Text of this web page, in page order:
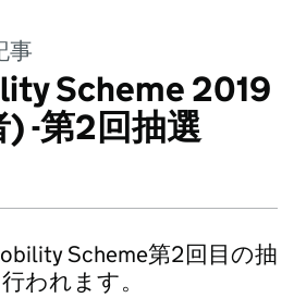
事
Scheme 2019
-第2回抽選
Scheme第2回目の抽
われます。